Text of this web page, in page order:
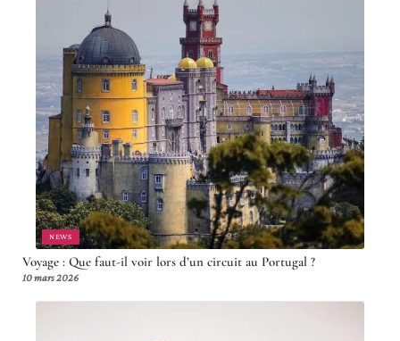
NEWS
Voyage : Que faut-il voir lors d’un circuit au Portugal ?
10 mars 2026